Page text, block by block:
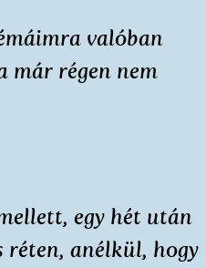
valóban
már régen nem
egy hét után
réten, anélkül, hogy